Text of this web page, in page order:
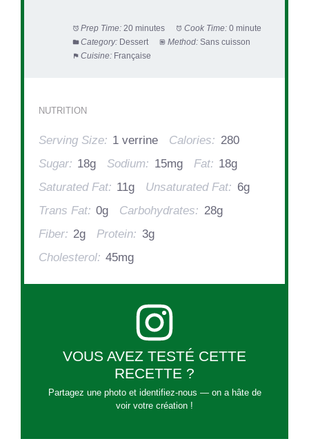
Prep Time: 20 minutes Cook Time: 0 minute
Category: Dessert Method: Sans cuisson
Cuisine: Française
NUTRITION
Serving Size: 1 verrine Calories: 280
Sugar: 18g Sodium: 15mg Fat: 18g
Saturated Fat: 11g Unsaturated Fat: 6g
Trans Fat: 0g Carbohydrates: 28g
Fiber: 2g Protein: 3g
Cholesterol: 45mg
VOUS AVEZ TESTÉ CETTE
RECETTE ?
Partagez une photo et identifiez-nous — on a hâte de
voir votre création !